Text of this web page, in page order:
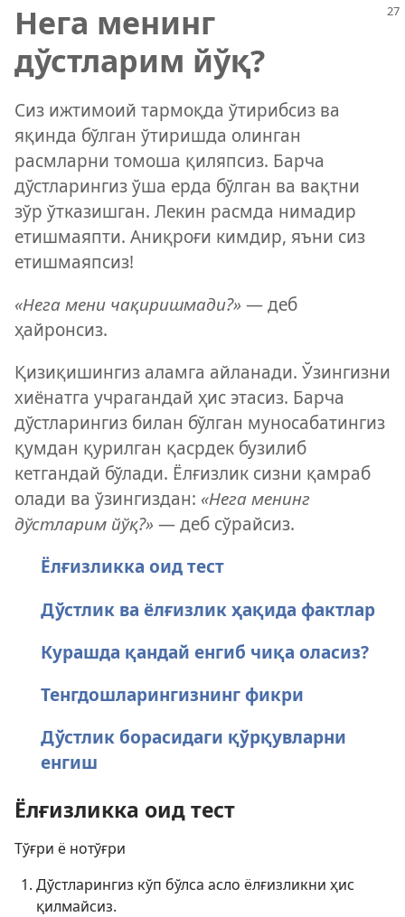
Нега менинг
дўстларим йўқ?
Сиз ижтимоий тармоқда ўтирибсиз ва
яқинда бўлган ўтиришда олинган
расмларни томоша қиляпсиз. Барча
дўстларингиз ўша ерда бўлган ва вақтни
зўр ўтказишган. Лекин расмда нимадир
етишмаяпти. Аниқроғи кимдир, яъни сиз
етишмаяпсиз!
«Нега мени чақиришмади?» — деб
ҳайронсиз.
Қизиқишингиз аламга айланади. Ўзингизни
хиёнатга учрагандай ҳис этасиз. Барча
дўстларингиз билан бўлган муносабатингиз
қумдан қурилган қасрдек бузилиб
кетгандай бўлади. Ёлғизлик сизни қамраб
олади ва ўзингиздан: «Нега менинг
дўстларим йўқ?» — деб сўрайсиз.
Ёлғизликка оид тест
Дўстлик ва ёлғизлик ҳақида фактлар
Курашда қандай енгиб чиқа оласиз?
Тенгдошларингизнинг фикри
Дўстлик борасидаги қўрқувларни
енгиш
Ёлғизликка оид тест
Тўғри ё нотўғри
Дўстларингиз кўп бўлса асло ёлғизликни ҳис
қилмайсиз.